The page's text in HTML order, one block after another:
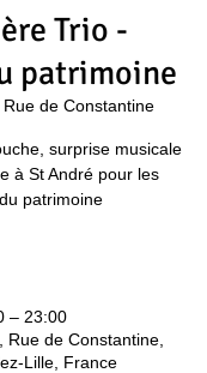
Trio -
patrimoine
Rue de Constantine
surprise musicale
à St André pour les
patrimoine
– 23:00
Rue de Constantine,
Lille, France